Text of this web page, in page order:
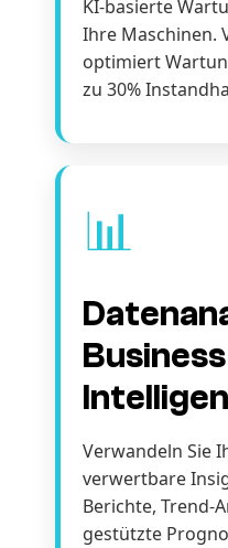
KI-basierte
Ihre Maschinen.
optimiert
zu 30%
📊
Business
Verwandeln Sie
verwertbare
Berichte, Trend-
gestützte